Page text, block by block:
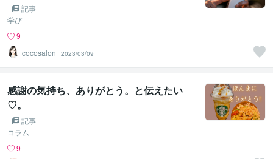
記事
学び
9
cocosalon
2023/03/09
感謝の気持ち、ありがとう。と伝えたい
♡。
記事
コラム
9